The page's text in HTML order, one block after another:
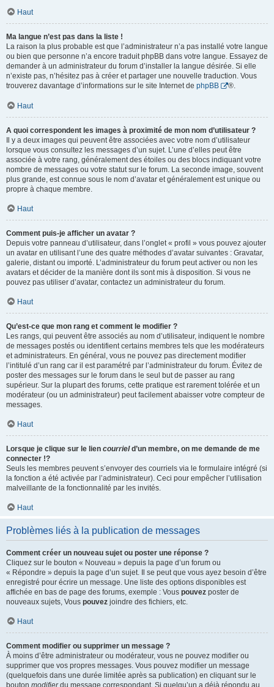
Haut
Ma langue n’est pas dans la liste !
La raison la plus probable est que l’administrateur n’a pas installé votre langue
ou bien que personne n’a encore traduit phpBB dans votre langue. Essayez de
demander à un administrateur du forum d’installer la langue désirée. Si elle
n’existe pas, n’hésitez pas à créer et partager une nouvelle traduction. Vous
trouverez davantage d’informations sur le site Internet de phpBB ®.
Haut
A quoi correspondent les images à proximité de mon nom d’utilisateur ?
Il y a deux images qui peuvent être associées avec votre nom d’utilisateur
lorsque vous consultez les messages d’un sujet. L’une d’elles peut être
associée à votre rang, généralement des étoiles ou des blocs indiquant votre
nombre de messages ou votre statut sur le forum. La seconde image, souvent
plus grande, est connue sous le nom d’avatar et généralement est unique ou
propre à chaque membre.
Haut
Comment puis-je afficher un avatar ?
Depuis votre panneau d’utilisateur, dans l’onglet « profil » vous pouvez ajouter
un avatar en utilisant l’une des quatre méthodes d’avatar suivantes : Gravatar,
galerie, distant ou importé. L’administrateur du forum peut activer ou non les
avatars et décider de la manière dont ils sont mis à disposition. Si vous ne
pouvez pas utiliser d’avatar, contactez un administrateur du forum.
Haut
Qu’est-ce que mon rang et comment le modifier ?
Les rangs, qui peuvent être associés au nom d’utilisateur, indiquent le nombre
de messages postés ou identifient certains membres tels que les modérateurs
et administrateurs. En général, vous ne pouvez pas directement modifier
l’intitulé d’un rang car il est paramétré par l’administrateur du forum. Évitez de
poster des messages sur le forum dans le seul but de passer au rang
supérieur. Sur la plupart des forums, cette pratique est rarement tolérée et un
modérateur (ou un administrateur) peut facilement abaisser votre compteur de
messages.
Haut
Lorsque je clique sur le lien courrield’un membre, on me demande de me
connecter !?
Seuls les membres peuvent s’envoyer des courriels via le formulaire intégré (si
la fonction a été activée par l’administrateur). Ceci pour empêcher l’utilisation
malveillante de la fonctionnalité par les invités.
Haut
Problèmes liés à la publication de messages
Comment créer un nouveau sujet ou poster une réponse ?
Cliquez sur le bouton « Nouveau » depuis la page d’un forum ou
« Répondre » depuis la page d’un sujet. Il se peut que vous ayez besoin d’être
enregistré pour écrire un message. Une liste des options disponibles est
affichée en bas de page des forums, exemple : Vous pouvez poster de
nouveaux sujets, Vous pouvez joindre des fichiers, etc.
Haut
Comment modifier ou supprimer un message ?
À moins d’être administrateur ou modérateur, vous ne pouvez modifier ou
supprimer que vos propres messages. Vous pouvez modifier un message
(quelquefois dans une durée limitée après sa publication) en cliquant sur le
bouton modifierdu message correspondant. Si quelqu’un a déjà répondu au